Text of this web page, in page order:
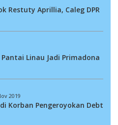
Restuty Aprillia, Caleg DPR
Linau Jadi Primadona
2019
Korban Pengeroyokan Debt